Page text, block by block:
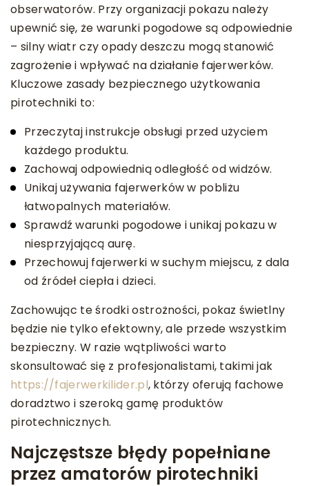
obserwatorów. Przy organizacji pokazu należy
upewnić się, że warunki pogodowe są odpowiednie
– silny wiatr czy opady deszczu mogą stanowić
zagrożenie i wpływać na działanie fajerwerków.
Kluczowe zasady bezpiecznego użytkowania
pirotechniki to:
Przeczytaj instrukcje obsługi przed użyciem
każdego produktu.
Zachowaj odpowiednią odległość od widzów.
Unikaj używania fajerwerków w pobliżu
łatwopalnych materiałów.
Sprawdź warunki pogodowe i unikaj pokazu w
niesprzyjającą aurę.
Przechowuj fajerwerki w suchym miejscu, z dala
od źródeł ciepła i dzieci.
Zachowując te środki ostrożności, pokaz świetlny
będzie nie tylko efektowny, ale przede wszystkim
bezpieczny. W razie wątpliwości warto
skonsultować się z profesjonalistami, takimi jak
https://fajerwerkilider.pl, którzy oferują fachowe
doradztwo i szeroką gamę produktów
pirotechnicznych.
Najczęstsze błędy popełniane
przez amatorów pirotechniki